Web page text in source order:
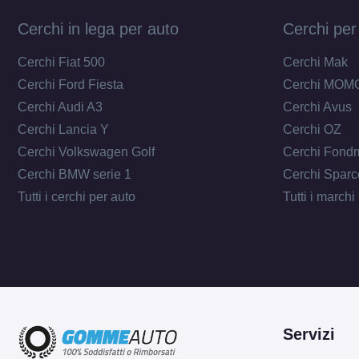
Cerchi in lega per auto
Cerchi Fiat 500
Cerchi Ford Fiesta
Cerchi Audi A3
Cerchi Lancia Y
Cerchi Volkswagen Golf
Cerchi BMW serie 1
Tutti i cerchi per auto
Cerchi
Cerchi Mak
Cerchi
Cerchi Avus
Cerchi OZ
Cerchi
Cerchi
Tutti i marchi
Servizi